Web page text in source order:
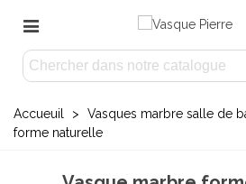
Accueuil > Vasques marbre salle de
forme naturelle